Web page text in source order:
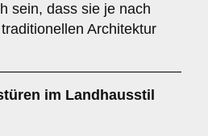
sein, dass sie je nach
Architektur
im Landhausstil